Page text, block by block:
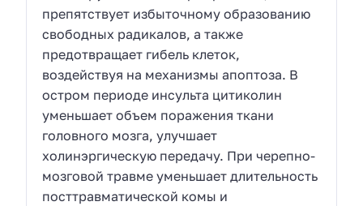
препятствует избыточному образованию
свободных радикалов, а также
предотвращает гибель клеток,
воздействуя на механизмы апоптоза. В
остром периоде инсульта цитиколин
уменьшает объем поражения ткани
головного мозга, улучшает
холинэргическую передачу. При черепно-
мозговой травме уменьшает длительность
посттравматической комы и